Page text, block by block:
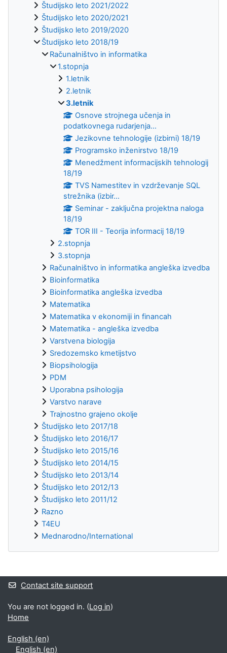
Študijsko leto 2021/2022
Študijsko leto 2020/2021
Študijsko leto 2019/2020
Študijsko leto 2018/19
Računalništvo in informatika
1.stopnja
1.letnik
2.letnik
3.letnik
Osnove strojnega učenja in
podatkovnega rudarjenja...
Jezikovne tehnologije (izbirni) 18/19
Programsko inženirstvo 18/19
Menedžment informacijskih tehnologij
18/19
TVS Namestitev in vzdrževanje SQL
strežnika (izbir...
Seminar - zaključna projektna naloga
18/19
TOR III - Teorija informacij 18/19
2.stopnja
3.stopnja
Računalništvo in informatika angleška izvedba
Bioinformatika
Bioinformatika angleška izvedba
Matematika
Matematika v ekonomiji in financah
Matematika - angleška izvedba
Varstvena biologija
Sredozemsko kmetijstvo
Biopsihologija
PDM
Uporabna psihologija
Varstvo narave
Trajnostno grajeno okolje
Študijsko leto 2017/18
Študijsko leto 2016/17
Študijsko leto 2015/16
Študijsko leto 2014/15
Študijsko leto 2013/14
Študijsko leto 2012/13
Študijsko leto 2011/12
Razno
T4EU
Mednarodno/International
Supplementary blocks
Contact site support
You are not logged in. (Log in)
Home
English ‎(en)‎
English ‎(en)‎